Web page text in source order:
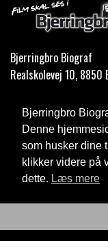
Bjerringbro
Denne
som husker dine
klikker videre på
dette. Læs mere
Bjerringbro Biograf
Realskolevej 10, 8850
Telefon:35 11 59 59
Email:
Cookie- og